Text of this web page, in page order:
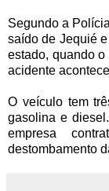
Segundo a
saído de Jequié
estado, quando
acidente
O veículo tem
gasolina e
empresa
destombamento